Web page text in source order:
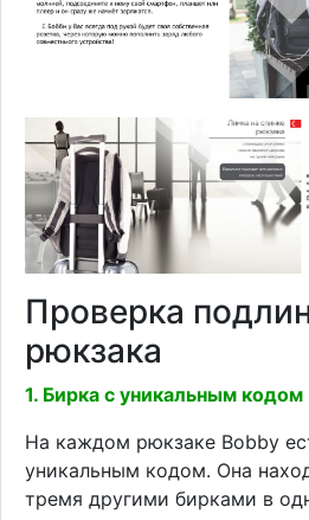
Проверка
рюкзака
1. Бирка с уникальным кодом
На каждом рюкзаке Bobby
уникальным кодом. Она
тремя другими бирками в